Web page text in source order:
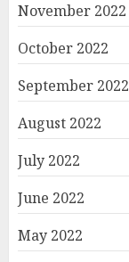
November 2022
October 2022
September 2022
August 2022
July 2022
June 2022
May 2022